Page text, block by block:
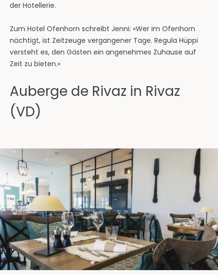
der Hotellerie.
Zum Hotel Ofenhorn schreibt Jenni: «Wer im Ofenhorn
nächtigt, ist Zeitzeuge vergangener Tage. Regula Hüppi
versteht es, den Gästen ein angenehmes Zuhause auf
Zeit zu bieten.»
Auberge de Rivaz in Rivaz
(VD)